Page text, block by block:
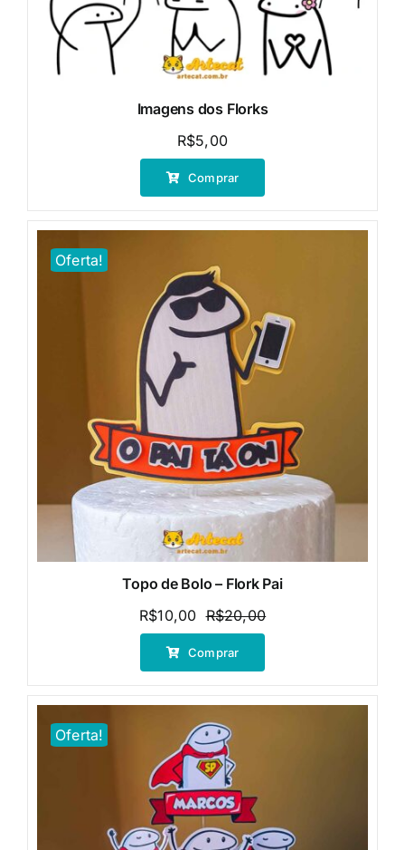
Imagens dos Florks
R$5,00
Comprar
Oferta!
Topo de Bolo – Flork Pai
R$20,00O
preço
R$10,00
O
preço
Comprar
Oferta!